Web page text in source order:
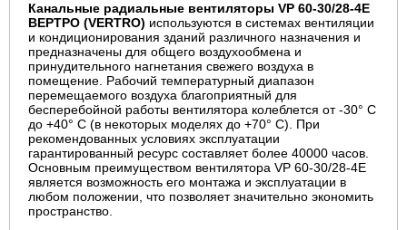
Канальные радиальные вентиляторы VP 60-30/28-4E
ВЕРТРО (VERTRO) используются в системах вентиляции
и кондиционирования зданий различного назначения и
предназначены для общего воздухообмена и
принудительного нагнетания свежего воздуха в
помещение. Рабочий температурный диапазон
перемещаемого воздуха благоприятный для
бесперебойной работы вентилятора колеблется от -30° С
до +40° С (в некоторых моделях до +70° С). При
рекомендованных условиях эксплуатации
гарантированный ресурс составляет более 40000 часов.
Основным преимуществом вентилятора VP 60-30/28-4E
является возможность его монтажа и эксплуатации в
любом положении, что позволяет значительно экономить
пространство.